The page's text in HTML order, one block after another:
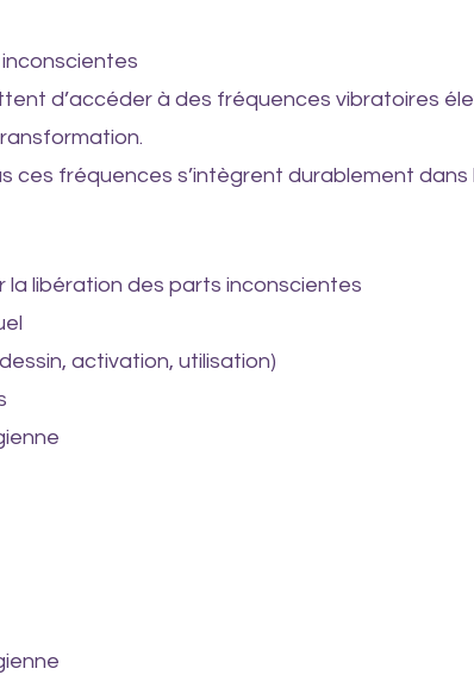
d’accéder à des fréquences vibratoires
ces fréquences s’intègrent durablement
la libération des parts inconscientes
activation, utilisation)